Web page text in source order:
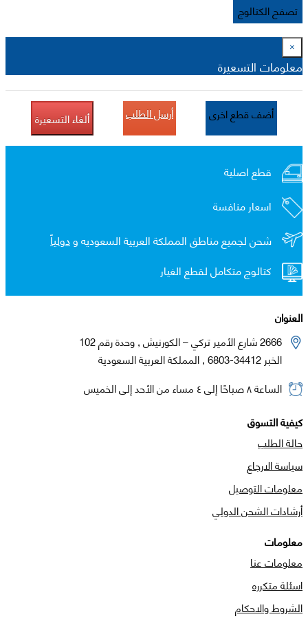
تصفح الكتالوج
×
معلومات التسعيرة
أضف قطع اخرى أرسل الطلب ألغاء التسعيرة
قطع اصلية
اسعار منافسة
شحن لجميع مناطق المملكة العربية السعوديه ودولياً
كتالوج متكامل لقطع الغيار
العنوان
2666 شارع الأمير تركي – الكورنيش , وحدة رقم 102
الخبر 34412-6803 , المملكة العربية السعودية
الساعة ٨ صباحًا إلى ٤ مساء من الأحد إلى الخميس
كيفية التسوق
حالة الطلب
سياسة الارجاع
معلومات التوصيل
أرشادات الشحن الدولي
معلومات
معلومات عنا
اسئلة متكرره
الشروط والاحكام